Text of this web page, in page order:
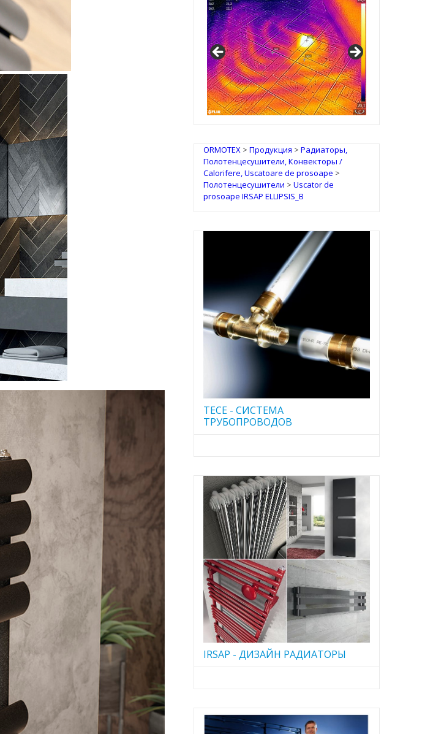
IRSAP Design Radiators
ORMOTEX> Продукция > Радиаторы,
Полотенцесушители, Конвекторы /
Calorifere, Uscatoare de prosoape >
Полотенцесушители > Uscator de
prosoape IRSAP ELLIPSIS_B
TECE - CИСТЕМА
ТРУБОПРОВОДОВ
IRSAP - ДИЗАЙН РАДИАТОРЫ